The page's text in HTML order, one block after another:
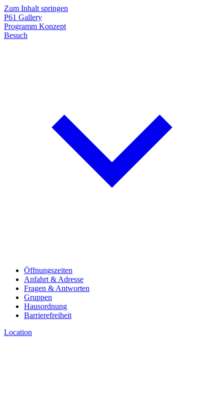
Zum Inhalt springen
P61 Gallery
Programm Konzept
Besuch
Öffnungszeiten
Anfahrt & Adresse
Fragen & Antworten
Gruppen
Hausordnung
Barrierefreiheit
Location